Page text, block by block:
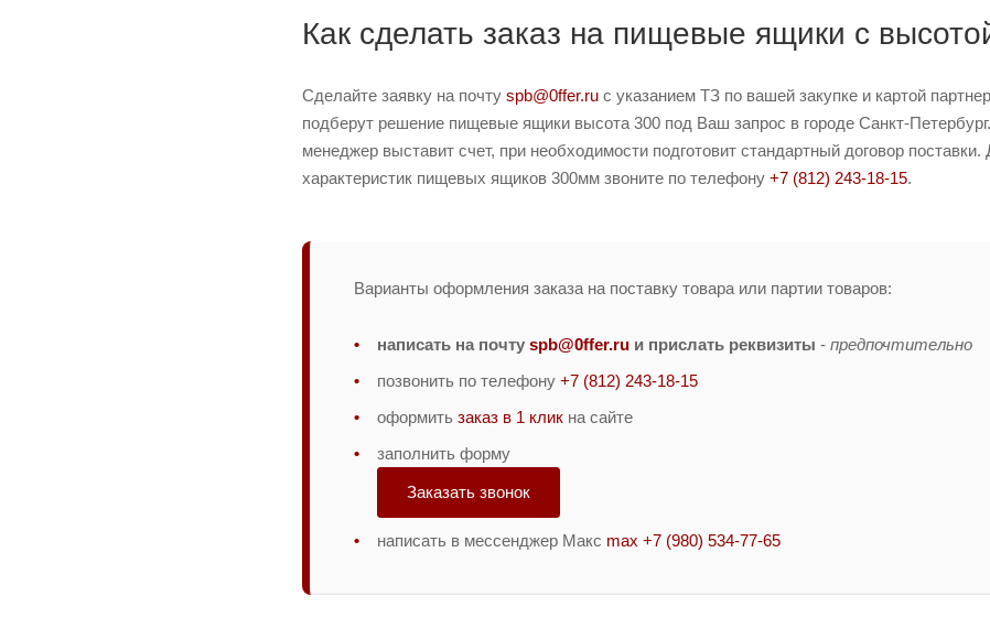
Как сделать заказ на пищевые ящики с
Сделайте заявку на почту spb@0ffer.ru с указанием ТЗ по вашей закупке и картой
подберут решение пищевые ящики высота 300 под Ваш запрос в городе Санкт-
менеджер выставит счет, при необходимости подготовит стандартный договор
характеристик пищевых ящиков 300мм звоните по телефону +7 (812) 243-18-15.
Варианты оформления заказа на поставку товара или партии товаров:
написать на почту spb@0ffer.ru и прислать реквизиты - предпочтительно
позвонить по телефону +7 (812) 243-18-15
оформить заказ в 1 клик на сайте
заполнить форму
Заказать звонок
написать в мессенджер Макс max +7 (980) 534-77-65